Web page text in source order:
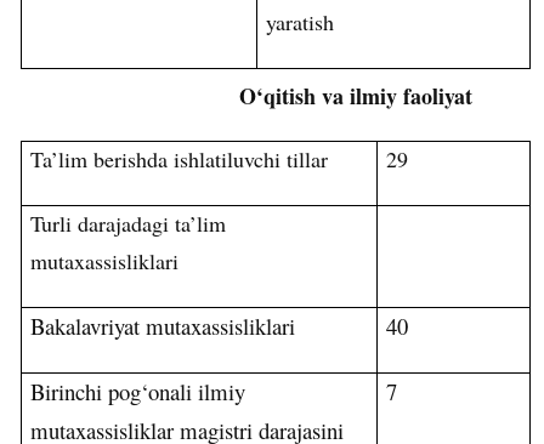
yaratish
O‘qitish va ilmiy faoliyat
Ta’lim berishda ishlatiluvchi tillar 29
Turli darajadagi ta’lim
mutaxassisliklari
Bakalavriyat mutaxassisliklari 40
Birinchi pog‘onali ilmiy
mutaxassisliklar magistri darajasini
7